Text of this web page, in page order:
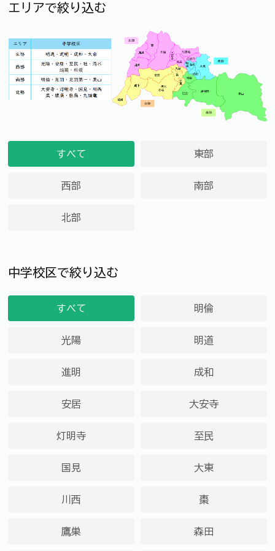
エリアで絞り込む
すべて 東部
西部 南部
北部
中学校区で絞り込む
すべて 明倫
光陽 明道
進明 成和
安居 大安寺
灯明寺 至民
国見 大東
川西 棗
鷹巣 森田